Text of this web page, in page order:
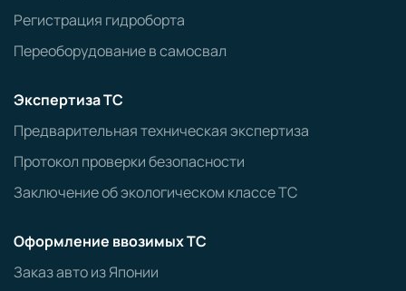
Регистрация гидроборта
Переоборудование в самосвал
Экспертиза ТС
Предварительная техническая экспертиза
Протокол проверки безопасности
Заключение об экологическом классе ТС
Оформление ввозимых ТС
Заказ авто из Японии